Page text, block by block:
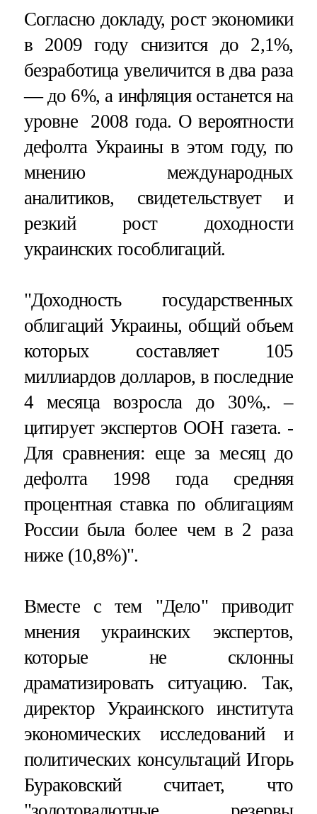
Согласно докладу, рост экономики
в 2009 году снизится до 2,1%,
безработица увеличится в два раза
— до 6%, а инфляция останется на
уровне 2008 года. О вероятности
дефолта Украины в этом году, по
мнению международных
аналитиков, свидетельствует и
резкий рост доходности
украинских гособлигаций.
"Доходность государственных
облигаций Украины, общий объем
которых составляет 105
миллиардов долларов, в последние
4 месяца возросла до 30%,. –
цитирует экспертов ООН газета. -
Для сравнения: еще за месяц до
дефолта 1998 года средняя
процентная ставка по облигациям
России была более чем в 2 раза
ниже (10,8%)".
Вместе с тем "Дело" приводит
мнения украинских экспертов,
которые не склонны
драматизировать ситуацию. Так,
директор Украинского института
экономических исследований и
политических консультаций Игорь
Бураковский считает, что